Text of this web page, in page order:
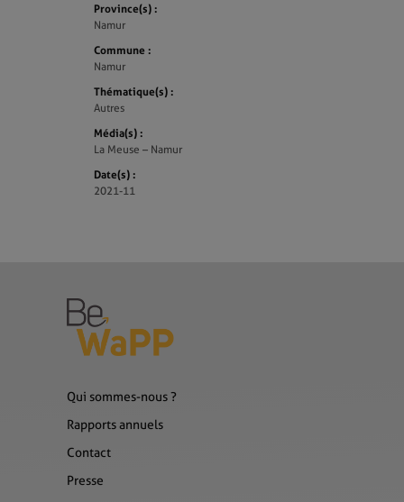
Province(s) :
Namur
Commune :
Namur
Thématique(s) :
Autres
Média(s) :
La Meuse – Namur
Date(s) :
2021-11
Qui sommes-nous ?
Rapports annuels
Contact
Presse